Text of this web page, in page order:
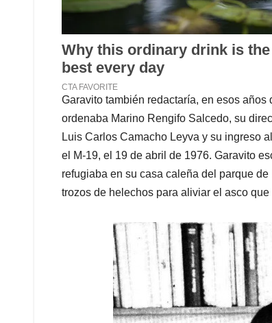
Garavito también redactaría, en esos
ordenaba Marino Rengifo Salcedo, su
Luis Carlos Camacho Leyva y su ingreso
el M-19, el 19 de abril de 1976. Garavito
refugiaba en su casa caleña del parque
trozos de helechos para aliviar el asco